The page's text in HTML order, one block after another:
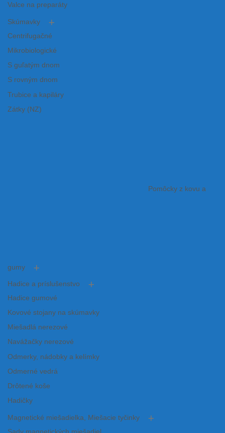
Valce na preparáty
Skúmavky
Centrifugačné
Mikrobiologické
S guľatým dnom
S rovným dnom
Trubice a kapiláry
Zátky (NZ)
Pomôcky z kovu a
gumy
Hadice a príslušenstvo
Hadice gumové
Kovové stojany na skúmavky
Miešadlá nerezové
Navážačky nerezové
Odmerky, nádobky a kelímky
Odmerné vedrá
Drôtené koše
Hadičky
Magnetické miešadielka, Miešacie tyčinky